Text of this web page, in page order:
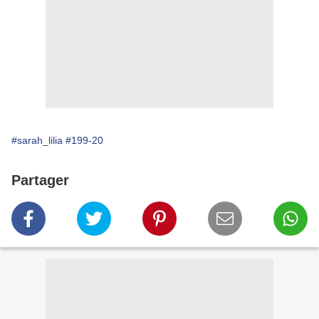
#sarah_lilia #199-20
Partager